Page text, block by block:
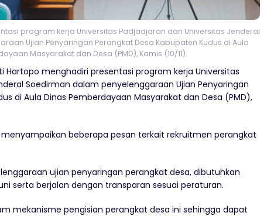
program kerja Universitas Padjadjaran dan Universitas Jenderal
Ujian Penyaringan Perangkat Desa Kabupaten Kudus di Aula
Masyarakat dan Desa (PMD), Kamis (10/11).
Hartopo menghadiri presentasi program kerja Universitas
Soedirman dalam penyelenggaraan Ujian Penyaringan
di Aula Dinas Pemberdayaan Masyarakat dan Desa (PMD),
beberapa pesan terkait rekruitmen perangkat
ujian penyaringan perangkat desa, dibutuhkan
serta berjalan dengan transparan sesuai peraturan.
mekanisme pengisian perangkat desa ini sehingga dapat